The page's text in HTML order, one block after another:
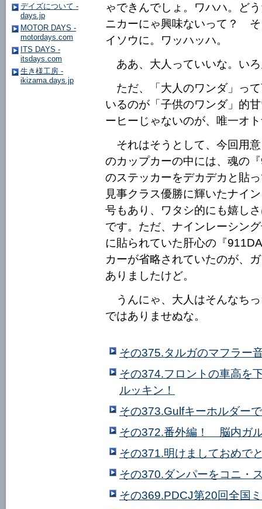
ゃできんでしょ。ワハハ。
ニカーにゃ興味ないって？
イソウに。ワッハッハ。
ああ、大人っていいな。い
ただ、「大人のワンダ」っ
いるのが「子供のワンダ」的
ーヒーじゃないのが、唯一オ
それはそうとして、今回用
のカップカーの中には、魂の
のステッカーをデカデカと貼
見事クラス優勝に輝いたナイ
号もあり、ワタシ的にも嬉し
です。ただ、ナインレーシン
に貼られていた肝心の『
カーが省略されていたのが、
ありましたけど。
うんにゃ、大人はそんなち
ではありませぬな。
その375.タルガのマフラー
その374.フロントの車高を
ルッキン！
その373.Gulfキーホルダー
その372.番外編！ 脳内ガ
その371.明けましておめで
その370.ダンパーをコニ・
その369.PDCJ第20回全国
デイズについて -
days.jp
MOTOR DAYS -
motordays.com
ITS DAYS -
itsdays.com
生き様工房 -
ikizama.days.jp